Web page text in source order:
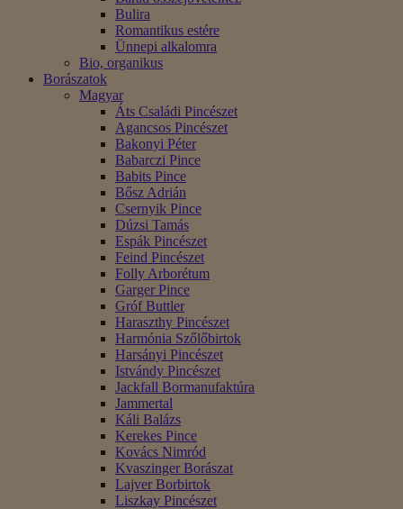
Bulira
Romantikus estére
Ünnepi alkalomra
Bio, organikus
Borászatok
Magyar
Áts Családi Pincészet
Agancsos Pincészet
Bakonyi Péter
Babarczi Pince
Babits Pince
Bősz Adrián
Csernyik Pince
Dúzsi Tamás
Espák Pincészet
Feind Pincészet
Folly Arborétum
Garger Pince
Gróf Buttler
Haraszthy Pincészet
Harmónia Szőlőbirtok
Harsányi Pincészet
Istvándy Pincészet
Jackfall Bormanufaktúra
Jammertal
Káli Balázs
Kerekes Pince
Kovács Nimród
Kvaszinger Borászat
Lajver Borbirtok
Liszkay Pincészet